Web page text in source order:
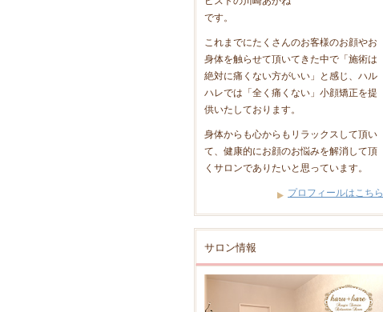
です。
これまでにたくさんのお客様のお顔やお
身体を触らせて頂いてきた中で「施術は
絶対に痛くない方がいい」と感じ、ハル
ハレでは「全く痛くない」小顔矯正を提
供いたしております。
身体からも心からもリラックスして頂い
て、健康的にお顔のお悩みを解消して頂
くサロンでありたいと思っています。
プロフィールはこちら
サロン情報